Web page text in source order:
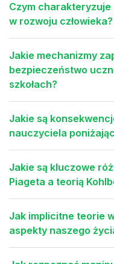
Czym
w rozwoju człowieka?
Jakie mechanizmy
bezpieczeństwo
szkołach?
Jakie są
nauczyciela
Jakie są kluczowe
Piageta a teorią
Jak implicitne teorie
aspekty naszego